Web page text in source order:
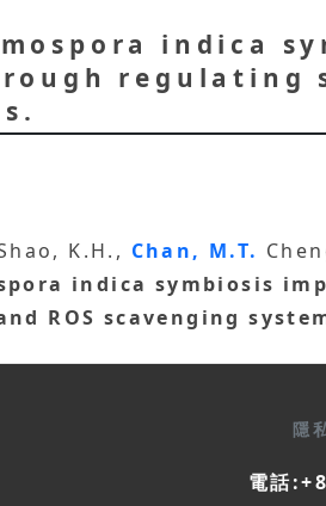
indica
regulating
K.H., Chan, M.T.
indica symbiosis
ROS scavenging
隱
電話